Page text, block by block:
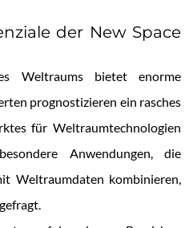
der New Space
Weltraums bietet enorme
prognostizieren ein rasches
für Weltraumtechnologien
Anwendungen, die
Weltraumdaten kombinieren,